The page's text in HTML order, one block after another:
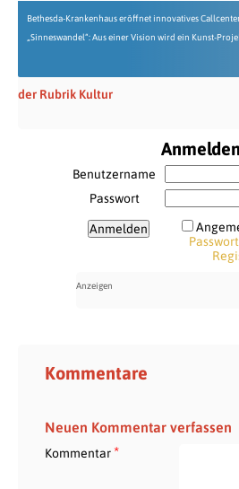
Bethesda-Krankenhaus eröffnet innovatives
„Sinneswandel“: Aus einer Vision wird ein Kunst-
der Rubrik Kultur
Anmelden
Benutzername
Passwort
Kommentare
Neuen Kommentar verfassen
Kommentar*